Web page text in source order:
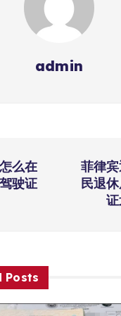
admin
么在
驶证
菲律
民退
Posts